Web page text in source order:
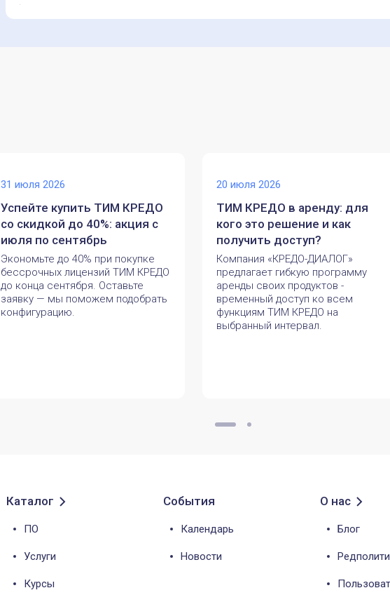
31 июля 2026
Успейте купить ТИМ КРЕДО
со скидкой до 40%: акция с
июля по сентябрь
Экономьте до 40% при покупке
бессрочных лицензий ТИМ КРЕДО
до конца сентября. Оставьте
заявку — мы поможем подобрать
конфигурацию.
20 июля 2026
ТИМ КРЕДО в аренду: для
кого это решение и как
получить доступ?
Компания «КРЕДО-ДИАЛОГ»
предлагает гибкую программу
аренды своих продуктов -
временный доступ ко всем
функциям ТИМ КРЕДО на
выбранный интервал.
Каталог
ПО
Услуги
Курсы
События
Календарь
Новости
О нас
Блог